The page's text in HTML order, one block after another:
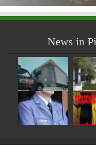
News in